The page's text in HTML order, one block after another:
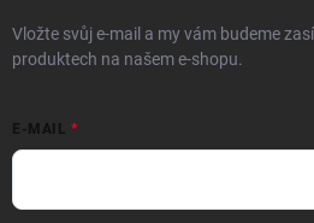
Vložte svůj e-mail a my vám budeme
produktech na našem e-shopu.
E-MAIL